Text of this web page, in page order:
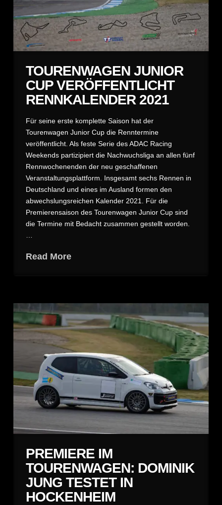
TOURENWAGEN JUNIOR
CUP VERÖFFENTLICHT
RENNKALENDER 2021
Für seine erste komplette Saison hat der
Tourenwagen Junior Cup die Renntermine
veröffentlicht. Als feste Serie des ADAC Racing
Weekends partizipiert die Nachwuchsliga an allen fünf
Rennwochenenden der neu geschaffenen
Veranstaltungsplattform. Insgesamt sechs Rennen in
Deutschland und eines im Ausland formen den
abwechslungsreichen Kalender 2021. Für die
Premierensaison des Tourenwagen Junior Cup sind
die Termine mit Bedacht zusammen gestellt worden.
…
Read More
PREMIERE IM
TOURENWAGEN: DOMINIK
JUNG TESTET IN
HOCKENHEIM